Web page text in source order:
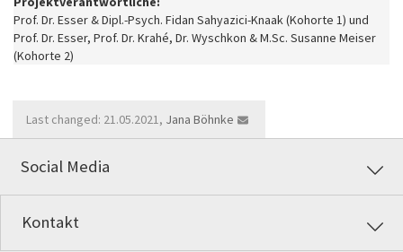
Prof. Dr. Esser & Dipl.-Psych. Fidan Sahyazici-Knaak (Kohorte 1) und
Prof. Dr. Esser, Prof. Dr. Krahé, Dr. Wyschkon & M.Sc. Susanne Meiser
(Kohorte 2)
Last changed: 21.05.2021, Jana Böhnke
Social Media
Kontakt